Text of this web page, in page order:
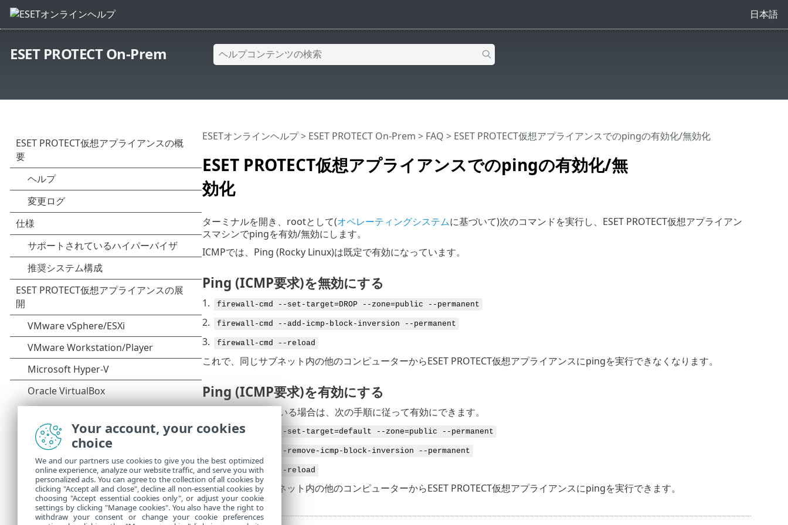
日本語
ESET PROTECT On-Prem
ESET PROTECT仮想アプライアンスでのpingの有効化/無
効化
ESETオンラインヘルプ> ESET PROTECT On-Prem > FAQ > ESET PROTECT仮想アプライアンスでのpingの有効化/無効化
ターミナルを開き、rootとして(オペレーティングシステムに基づいて)次のコマンドを実行し、ESET PROTECT仮想アプライアン
スマシンでpingを有効/無効にします。
ICMPでは、Ping (Rocky Linux)は既定で有効になっています。
Ping (ICMP要求)を無効にする
1. firewall-cmd --set-target=DROP --zone=public --permanent
2. firewall-cmd --add-icmp-block-inversion --permanent
3. firewall-cmd --reload
これで、同じサブネット内の他のコンピューターからESET PROTECT仮想アプライアンスにpingを実行できなくなります。
Ping (ICMP要求)を有効にする
Pingを無効にしている場合は、次の手順に従って有効にできます。
1.
firewall-cmd --set-target=default --zone=public --permanent
firewall-cmd --remove-icmp-block-inversion --permanent
3. firewall-cmd --reload
これで、同じサブネット内の他のコンピューターからESET PROTECT仮想アプライアンスにpingを実行できます。
Your account, your cookies
choice
We and our partners use cookies to give you the best optimized
online experience, analyze our website traffic, and serve you with
personalized ads. You can agree to the collection of all cookies by
clicking "Accept all and close", decline all non-essential cookies by
choosing "Accept essential cookies only", or adjust your cookie
settings by clicking "Manage cookies". You also have the right to
withdraw your consent or change your cookie preferences